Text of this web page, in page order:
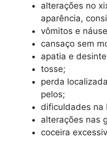
alterações no
aparência,
vômitos e
cansaço sem
apatia e
tosse;
perda
pelos;
dificuldades na
alterações nas
coceira